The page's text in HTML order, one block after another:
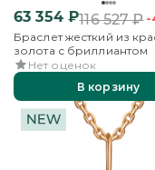
63 354₽116 527₽-
Браслет жесткий из
золота с бриллиантом
Нет оценок
В корзину